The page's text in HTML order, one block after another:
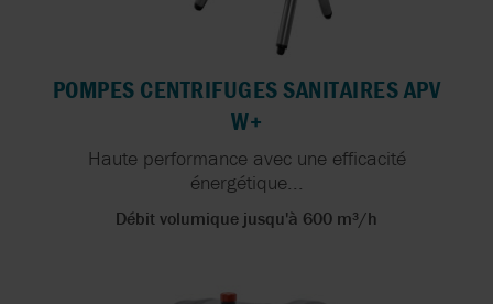
POMPES CENTRIFUGES SANITAIRES APV
W+
Haute performance avec une efficacité
énergétique...
Débit volumique jusqu'à 600 m³/h